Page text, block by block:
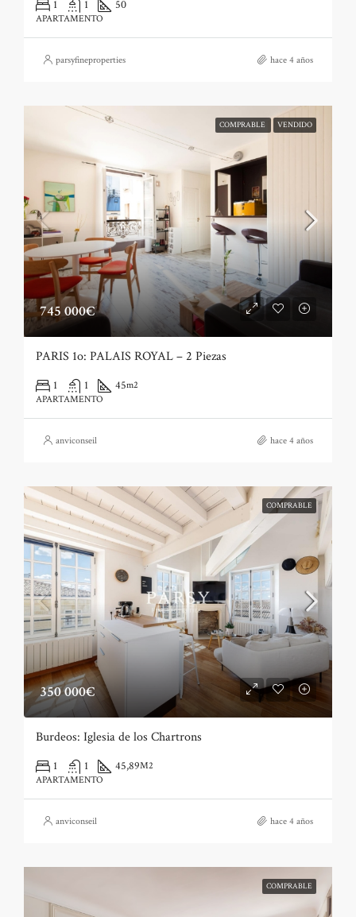
1 1 50
APARTAMENTO
parsyfineproperties hace 4 años
COMPRABLE VENDIDO
745 000€
PARIS 1o: PALAIS ROYAL – 2 Piezas
1 1 45m2
APARTAMENTO
anviconseil hace 4 años
COMPRABLE
350 000€
Burdeos: Iglesia de los Chartrons
1 1 45,89M2
APARTAMENTO
anviconseil hace 4 años
COMPRABLE